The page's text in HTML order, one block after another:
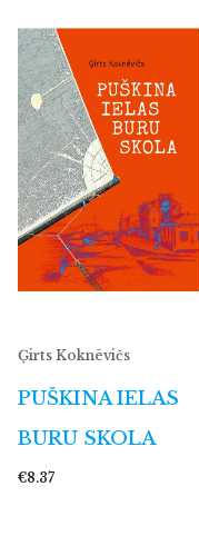
Ģirts Koknēvičs
PUŠKINA IELAS
BURU SKOLA
€8.37